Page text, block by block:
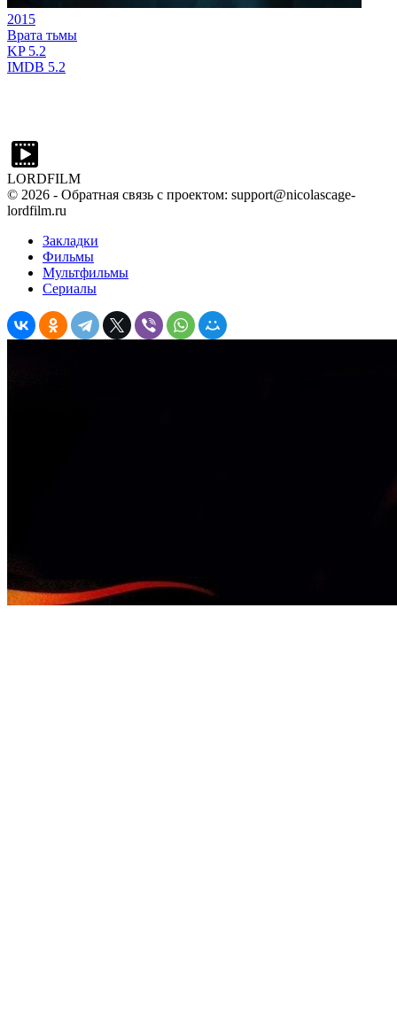
2015
Врата тьмы
KP5.2
IMDB 5.2
LORDFILM
© 2026 - Обратная связь с проектом: support@nicolascage-
lordfilm.ru
Закладки
Фильмы
Мультфильмы
Сериалы